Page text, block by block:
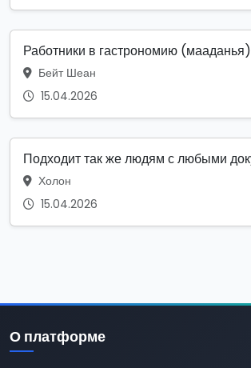
Работники в гастрономию (мааданья)
Бейт Шеан
15.04.2026
Подходит так же людям с любыми
Холон
15.04.2026
О платформе